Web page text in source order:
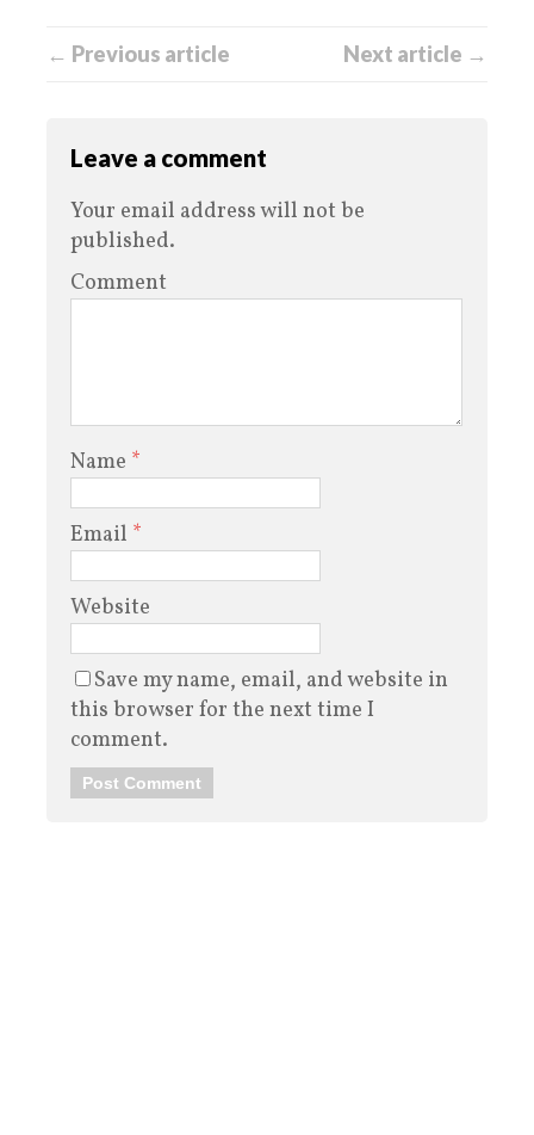
← Previous article Next article →
Leave a comment
Your email address will not be
published.
Comment
Name *
Email *
Website
Save my name, email, and website in
this browser for the next time I
comment.